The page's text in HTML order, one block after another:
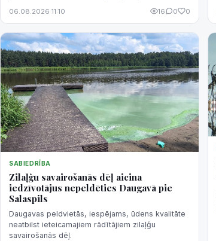
06.08.2026 11:10 16 0 0
SABIEDRĪBA
Zilaļģu savairošanās dēļ aicina
iedzīvotājus nepeldēties Daugavā pie
Salaspils
Daugavas peldvietās, iespējams, ūdens kvalitāte
neatbilst ieteicamajiem rādītājiem zilaļģu
savairošanās dēļ.